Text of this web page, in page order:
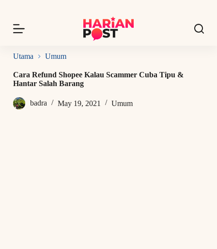
p
o
n
n
Utama Umum
Cara Refund Shopee Kalau Scammer Cuba Tipu &
Hantar Salah Barang
badra May 19, 2021 Umum